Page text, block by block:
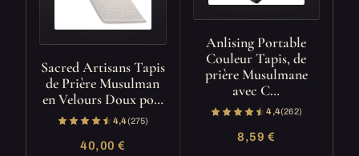
Sacred Artisans Tapis
de Prière Musulman
en Velours Doux po…
4,4(275)
40,00 €
Anlising Portable
Couleur Tapis, de
prière Musulmane
avec C…
4,4(262)
8,59 €